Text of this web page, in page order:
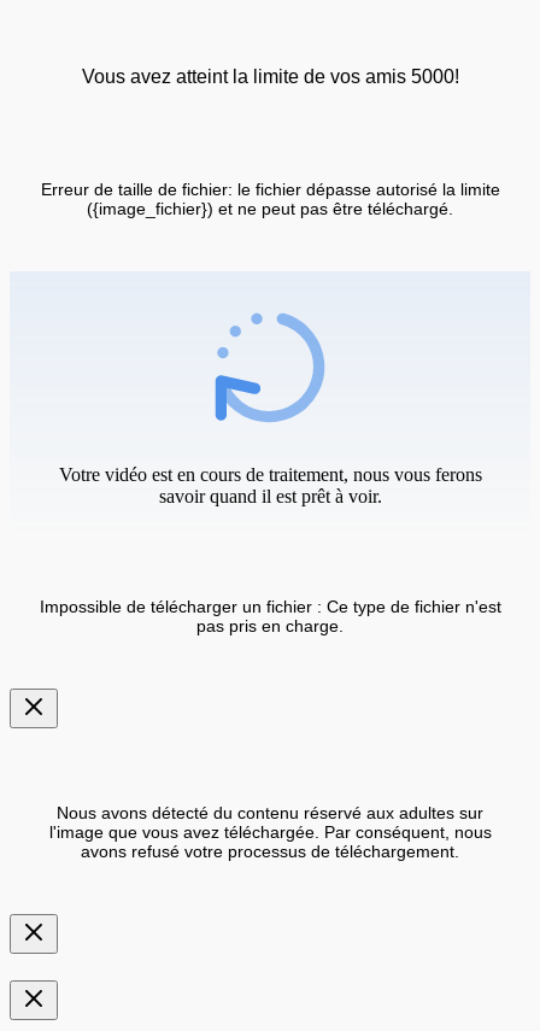
Vous avez atteint la limite de vos amis 5000!
Erreur de taille de fichier: le fichier dépasse autorisé la limite
({image_fichier}) et ne peut pas être téléchargé.
Votre vidéo est en cours de traitement, nous vous ferons
savoir quand il est prêt à voir.
Impossible de télécharger un fichier : Ce type de fichier n'est
pas pris en charge.
Nous avons détecté du contenu réservé aux adultes sur
l'image que vous avez téléchargée. Par conséquent, nous
avons refusé votre processus de téléchargement.